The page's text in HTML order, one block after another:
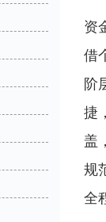
资
借
阶
捷
盖
规
全